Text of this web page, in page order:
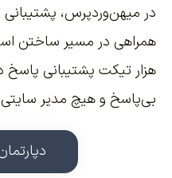
در میهن‌وردپرس،
هزار تیکت پشتیبانی پاسخ
بی‌پاسخ و هیچ مدیر سایتی